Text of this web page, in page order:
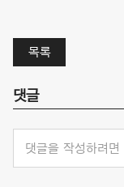
목록
댓글
댓글을 작성하려